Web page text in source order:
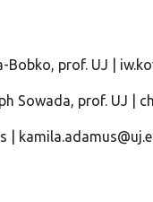
Bobko, prof. UJ |
Sowada, prof. UJ |
|